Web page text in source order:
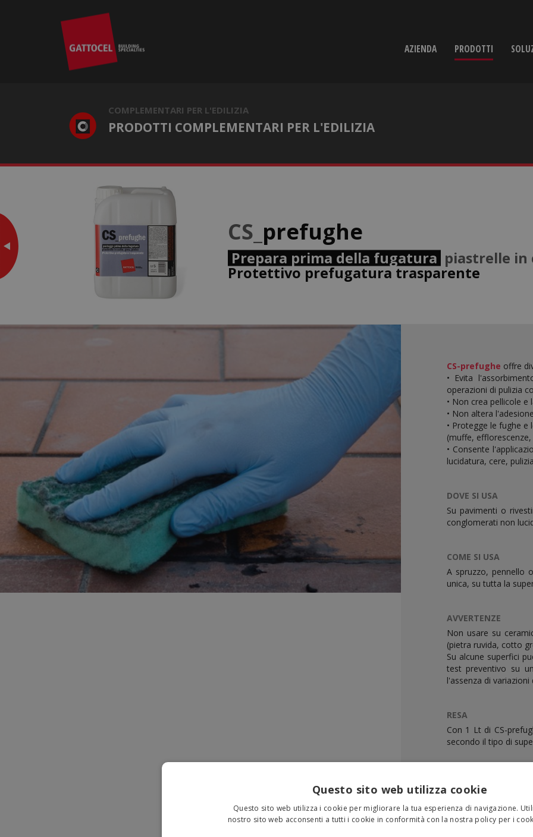
AZIENDA PRODOTTI
COMPLEMENTARI PER L'EDILIZIA
PRODOTTI COMPLEMENTARI PER L'EDILIZIA
CS_ prefughe
Prepara prima della fugatura piastrelle in
Protettivo prefugatura trasparente
CS-prefughe offre
• Evita
operazioni di pulizia
• Non crea pellicole
• Non altera
• Protegge le fughe
(muffe,
• Consente
lucidatura, cere,
DOVE SI USA
Su pavimenti o
conglomerati non
COME SI USA
A spruzzo, pennello
unica, su tutta la
AVVERTENZE
Non usare su
(pietra ruvida, cotto
Su alcune superfici
test preventivo su
l'assenza di
RESA
Con 1 Lt di CS-
secondo il tipo di
Emulsione in base
Aspetto fisico del
Aspetto finale dopo
Questo sito web utilizza cookie
Questo sito web utilizza i cookie per migliorare la tua esperienza di navigazione.
nostro sito web acconsenti a tutti i cookie in conformità con la nostra policy per i